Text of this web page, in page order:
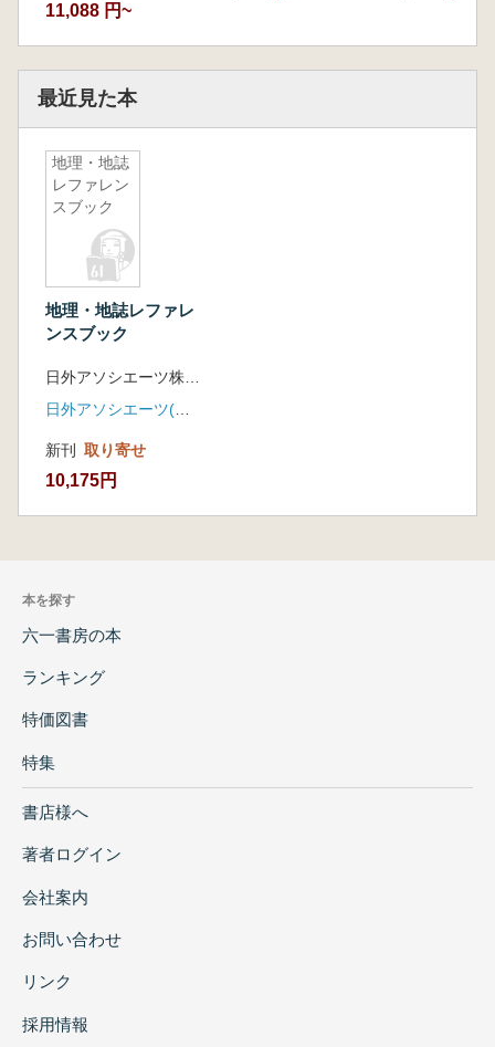
11,088 円~
最近見た本
地理・地誌
レファレン
スブック
地理・地誌レファレ
ンスブック
新刊 取り寄せ
10,175円
本を探す
六一書房の本
ランキング
特価図書
特集
書店様へ
著者ログイン
会社案内
お問い合わせ
リンク
採用情報